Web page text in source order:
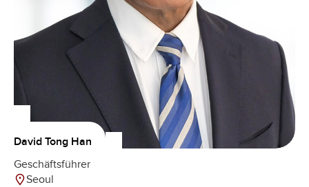
David Tong Han
Geschäftsführer
Seoul